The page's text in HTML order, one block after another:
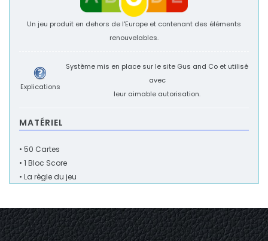
Un jeu produit en dehors de l'Europe et contenant des éléments
renouvelables.
Explications
Système mis en place sur le site Gus and Co et utilisé
avec
leur aimable autorisation.
MATÉRIEL
• 50 Cartes
• 1 Bloc Score
• La règle du jeu